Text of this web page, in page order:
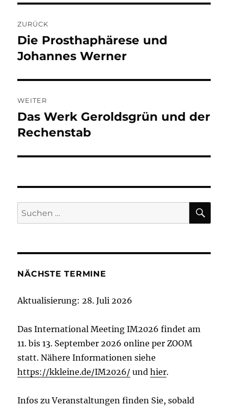
ZURÜCK
Vorheriger
Beitrag:
Die Prosthaphärese und
Johannes Werner
WEITER
Nächster
Beitrag:
Das Werk Geroldsgrün und der
Rechenstab
Suchen
nach:
NÄCHSTE TERMINE
Aktualisierung: 28. Juli 2026
Das International Meeting IM2026 findet am
11. bis 13. September 2026 online per ZOOM
statt. Nähere Informationen siehe
https://kkleine.de/IM2026/ undhier.
Infos zu Veranstaltungen finden Sie, sobald